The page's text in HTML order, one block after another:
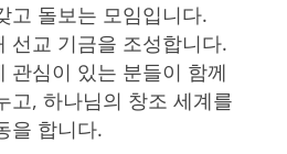
고 돌보는 모임입니다.
선교 기금을 조성합니다.
관심이 있는 분들이 함께
고, 하나님의 창조 세계를
을 합니다.